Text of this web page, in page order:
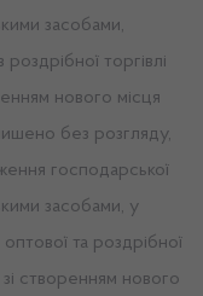
засобами,
торгівлі
нового місця
без розгляду,
господарської
засобами, у
та роздрібної
зі створенням нового